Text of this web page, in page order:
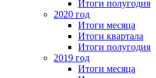
Итоги полугодия
2020 год
Итоги месяца
Итоги квартала
Итоги полугодия
2019 год
Итоги месяца